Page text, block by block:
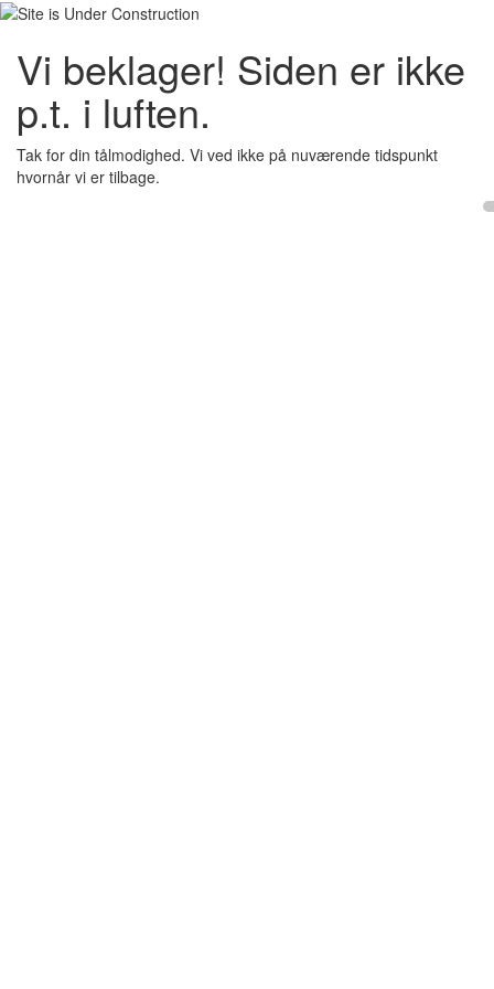
Vi beklager! Siden er ikke
p.t. i luften.
Tak for din tålmodighed. Vi ved ikke på nuværende tidspunkt
hvornår vi er tilbage.